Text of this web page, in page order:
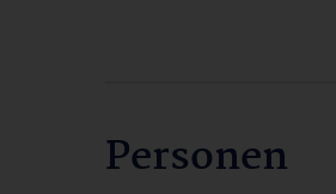
Personen